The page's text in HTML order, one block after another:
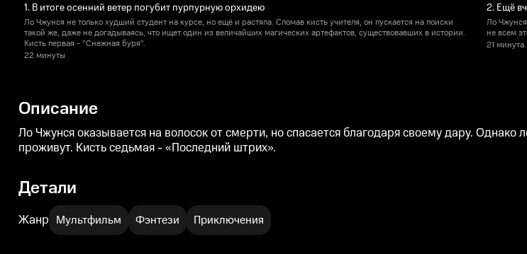
1. В итоге осенний ветер погубит пурпурную орхидею
Ло Чжунся не только худший студент на курсе, но ещё и растяпа. Сломав кисть учителя, он пускается на поиски
такой же, даже не догадываясь, что ищет один из величайших магических артефактов, существовавших в истории.
Кисть первая - "Снежная буря".
22 минуты
2. Ещё
Ло
не всем
21 минута
Описание
Ло Чжунся оказывается на волосок от смерти, но спасается благодаря своему дару. Однако
проживут. Кисть седьмая - «Последний штрих».
Детали
Жанр Мультфильм Фэнтези Приключения